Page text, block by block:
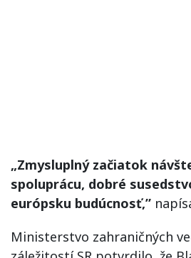
„Zmysluplný začiatok
spoluprácu, dobré
európsku budúcnosť,”
Ministerstvo zahraničných